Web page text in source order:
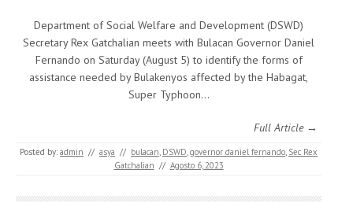
Department of Social Welfare and Development (DSWD)
Secretary Rex Gatchalian meets with Bulacan Governor Daniel
Fernando on Saturday (August 5) to identify the forms of
assistance needed by Bulakenyos affected by the Habagat,
Super Typhoon…
Full Article →
Posted by: admin // asya // bulacan DSWD governor daniel fernando Sec Rex
Gatchalian // Agosto 6, 2023